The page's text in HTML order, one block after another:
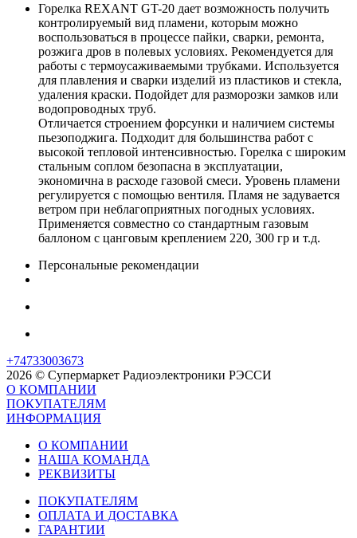
Горелка REXANT GT-20 дает возможность получить
контролируемый вид пламени, которым можно
воспользоваться в процессе пайки, сварки, ремонта,
розжига дров в полевых условиях. Рекомендуется для
работы с термоусаживаемыми трубками. Используется
для плавления и сварки изделий из пластиков и стекла,
удаления краски. Подойдет для разморозки замков или
водопроводных труб.
Отличается строением форсунки и наличием системы
пьезоподжига. Подходит для большинства работ с
высокой тепловой интенсивностью. Горелка с широким
стальным соплом безопасна в эксплуатации,
экономична в расходе газовой смеси. Уровень пламени
регулируется с помощью вентиля. Пламя не задувается
ветром при неблагоприятных погодных условиях.
Применяется совместно со стандартным газовым
баллоном с цанговым креплением 220, 300 гр и т.д.
Персональные рекомендации
+74733003673
2026 © Супермаркет Радиоэлектроники РЭССИ
О КОМПАНИИ
ПОКУПАТЕЛЯМ
ИНФОРМАЦИЯ
О КОМПАНИИ
НАША КОМАНДА
РЕКВИЗИТЫ
ПОКУПАТЕЛЯМ
ОПЛАТА И ДОСТАВКА
ГАРАНТИИ